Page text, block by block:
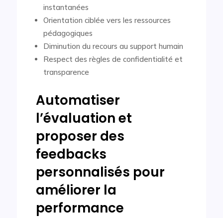
instantanées
Orientation ciblée vers les ressources
pédagogiques
Diminution du recours au support humain
Respect des règles de confidentialité et
transparence
Automatiser
l’évaluation et
proposer des
feedbacks
personnalisés pour
améliorer la
performance